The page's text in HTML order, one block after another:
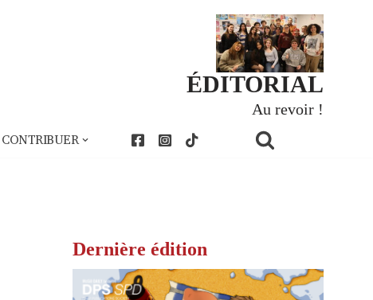
ÉDITORIAL
Au revoir !
CONTRIBUER
Dernière édition